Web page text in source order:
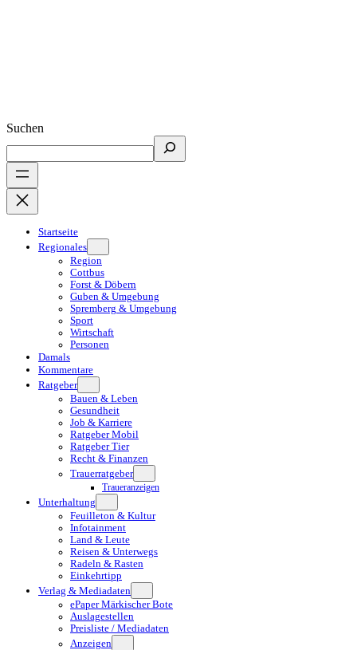
Suchen
Startseite
Regionales
Region
Cottbus
Forst & Döbern
Guben & Umgebung
Spremberg & Umgebung
Sport
Wirtschaft
Personen
Damals
Kommentare
Ratgeber
Bauen & Leben
Gesundheit
Job & Karriere
Ratgeber Mobil
Ratgeber Tier
Recht & Finanzen
Trauerratgeber
Traueranzeigen
Unterhaltung
Feuilleton & Kultur
Infotainment
Land & Leute
Reisen & Unterwegs
Radeln & Rasten
Einkehrtipp
Verlag & Mediadaten
ePaper Märkischer Bote
Auslagestellen
Preisliste / Mediadaten
Anzeigen